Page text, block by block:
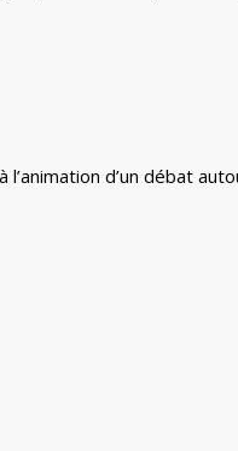
d’un débat